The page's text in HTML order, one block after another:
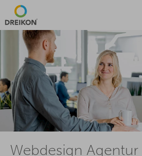
Webdesign Agentur